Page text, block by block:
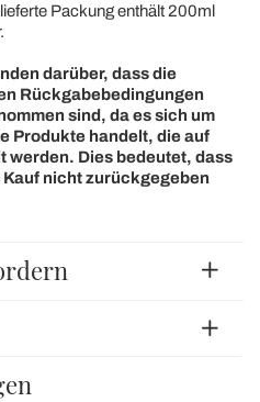
Packung enthält 200ml
darüber, dass die
Rückgabebedingungen
sind, da es sich um
Produkte handelt, die auf
werden. Dies bedeutet, dass
Kauf nicht zurückgegeben